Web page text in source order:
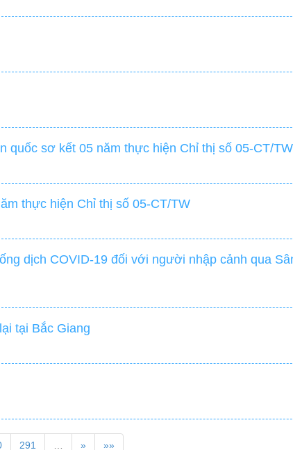
sơ kết 05 năm thực hiện Chỉ thị số 05-CT/TW
thực hiện Chỉ thị số 05-CT/TW
dịch COVID-19 đối với người nhập cảnh qua
tại Bắc Giang
291 … » »»